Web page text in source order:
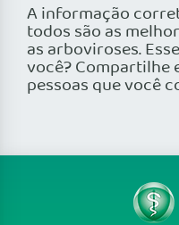
A informação
todos são as
as arboviroses.
você? Compartilhe
pessoas que você